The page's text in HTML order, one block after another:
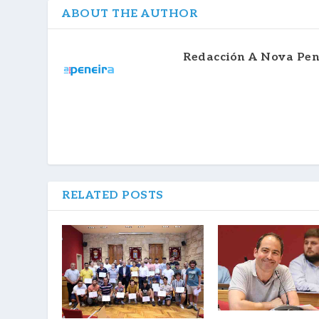
ABOUT THE AUTHOR
Redacción A Nova
RELATED POSTS